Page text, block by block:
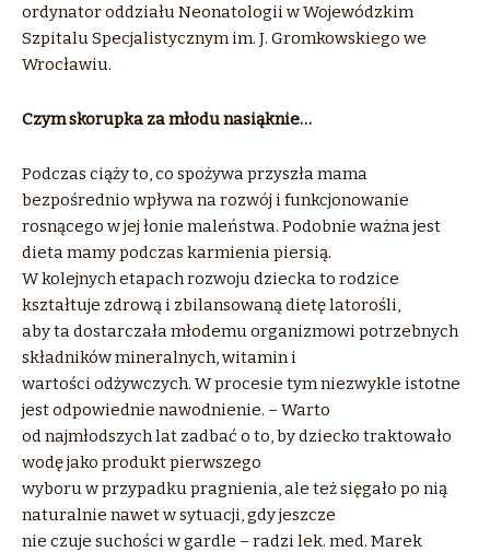
ordynator oddziału Neonatologii w Wojewódzkim
Szpitalu Specjalistycznym im. J. Gromkowskiego we
Wrocławiu.
Czym skorupka za młodu nasiąknie…
Podczas ciąży to, co spożywa przyszła mama
bezpośrednio wpływa na rozwój i funkcjonowanie
rosnącego w jej łonie maleństwa. Podobnie ważna jest
dieta mamy podczas karmienia piersią.
W kolejnych etapach rozwoju dziecka to rodzice
kształtuje zdrową i zbilansowaną dietę latorośli,
aby ta dostarczała młodemu organizmowi potrzebnych
składników mineralnych, witamin i
wartości odżywczych. W procesie tym niezwykle istotne
jest odpowiednie nawodnienie. – Warto
od najmłodszych lat zadbać o to, by dziecko traktowało
wodę jako produkt pierwszego
wyboru w przypadku pragnienia, ale też sięgało po nią
naturalnie nawet w sytuacji, gdy jeszcze
nie czuje suchości w gardle – radzi lek. med. Marek